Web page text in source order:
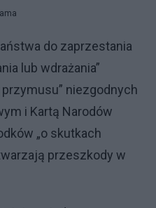
do zaprzestania
lub wdrażania”
niezgodnych
i Kartą Narodów
„o skutkach
przeszkody w